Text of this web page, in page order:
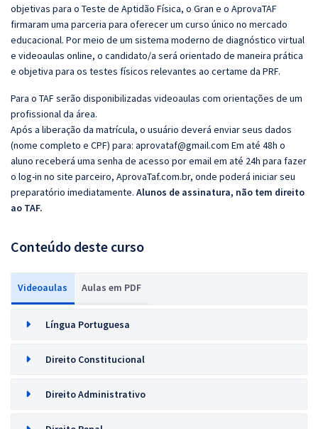
objetivas para o Teste de Aptidão Física, o Gran e o AprovaTAF
firmaram uma parceria para oferecer um curso único no mercado
educacional. Por meio de um sistema moderno de diagnóstico virtual
e videoaulas online, o candidato/a será orientado de maneira prática
e objetiva para os testes físicos relevantes ao certame da PRF.
Para o TAF serão disponibilizadas videoaulas com orientações de um
profissional da área.
Após a liberação da matrícula, o usuário deverá enviar seus dados
(nome completo e CPF) para: aprovataf@gmail.com Em até 48h o
aluno receberá uma senha de acesso por email em até 24h para fazer
o log-in no site parceiro, AprovaTaf.com.br, onde poderá iniciar seu
preparatório imediatamente. Alunos de assinatura, não tem direito
ao TAF.
Conteúdo deste curso
Videoaulas Aulas em PDF
Língua Portuguesa
Direito Constitucional
Direito Administrativo